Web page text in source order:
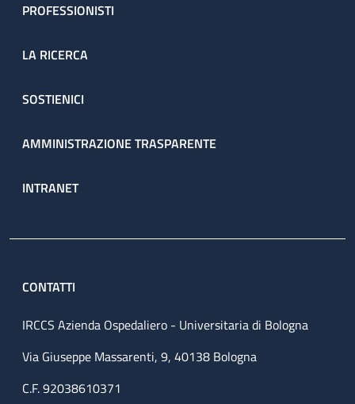
PROFESSIONISTI
LA RICERCA
SOSTIENICI
AMMINISTRAZIONE TRASPARENTE
INTRANET
CONTATTI
IRCCS Azienda Ospedaliero - Universitaria di Bologna
Via Giuseppe Massarenti, 9, 40138 Bologna
C.F. 92038610371